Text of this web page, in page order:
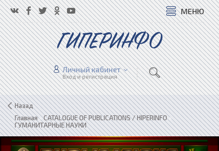
МЕНЮ
ГИПЕРИНФО
Личный кабинет
Вход и регистрация
Назад
Главная»CATALOGUE OF PUBLICATIONS / HIPERINFO»
ГУМАНИТАРНЫЕ НАУКИ